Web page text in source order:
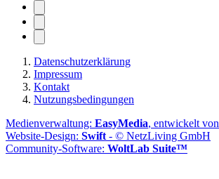
Datenschutzerklärung
Impressum
Kontakt
Nutzungsbedingungen
Medienverwaltung: EasyMedia, entwickelt von
Website-Design: Swift - © NetzLiving GmbH
Community-Software: WoltLab Suite™